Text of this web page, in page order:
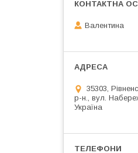
Валентина
35303,
р-н., вул.
Україна